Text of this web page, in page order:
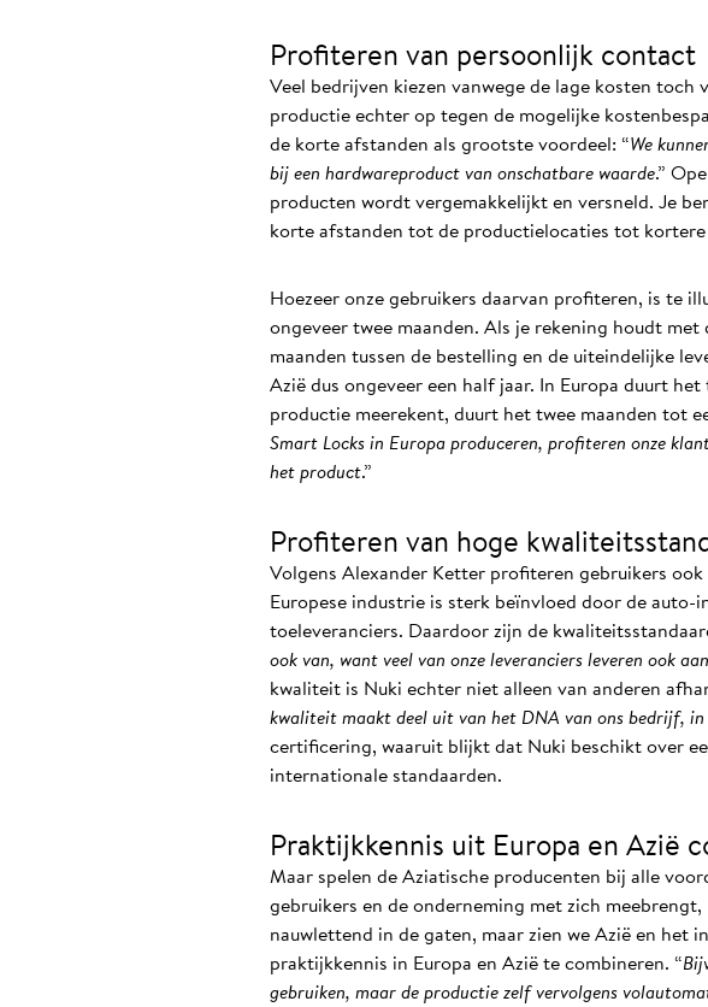
Profiteren van persoonlijk contact
Veel bedrijven kiezen vanwege de lage kosten
productie echter op tegen de mogelijke
de korte afstanden als grootste voordeel: “We
bij een hardwareproduct van onschatbare waarde.”
producten wordt vergemakkelijkt en versneld. Je
korte afstanden tot de productielocaties tot
Hoezeer onze gebruikers daarvan profiteren, is te
ongeveer twee maanden. Als je rekening houdt
maanden tussen de bestelling en de uiteindelijke
Azië dus ongeveer een half jaar. In Europa duurt
productie meerekent, duurt het twee maanden tot
Smart Locks in Europa produceren, profiteren onze
het product.”
Profiteren van hoge
Volgens Alexander Ketter profiteren gebruikers
Europese industrie is sterk beïnvloed door de
toeleveranciers. Daardoor zijn de
ook van, want veel van onze leveranciers leveren ook
kwaliteit is Nuki echter niet alleen van anderen
kwaliteit maakt deel uit van het DNA van ons bedrijf, in
certificering, waaruit blijkt dat Nuki beschikt over
internationale standaarden.
Praktijkkennis uit Europa en Azië
Maar spelen de Aziatische producenten bij alle
gebruikers en de onderneming met zich
nauwlettend in de gaten, maar zien we Azië en
praktijkkennis in Europa en Azië te combineren. “
gebruiken, maar de productie zelf vervolgens